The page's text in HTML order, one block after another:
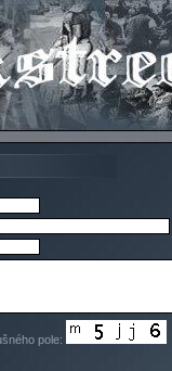
pole: